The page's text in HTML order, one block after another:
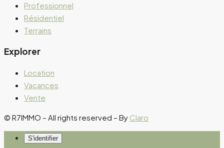
Professionnel
Résidentiel
Terrains
Explorer
Location
Vacances
Vente
© R7IMMO – All rights reserved – By Claro
S'identifier